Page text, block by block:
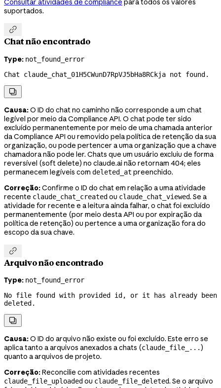
Consultar atividades de compliance para todos os valores
suportados.

Chat não encontrado
Type: not_found_error
Chat claude_chat_01H5CWunD7RpVJ5bHa8RCkja not found.

Causa:O ID do chat no caminho não corresponde a um chat
legível por meio da Compliance API. O chat pode ter sido
excluído permanentemente por meio de uma chamada anterior
da Compliance API ou removido pela política de retenção da sua
organização, ou pode pertencer a uma organização que a chave
chamadora não pode ler. Chats que um usuário excluiu de forma
reversível (soft delete) no claude.ai não retornam 404; eles
permanecem legíveis com deleted_at preenchido.
Correção:Confirme o ID do chat em relação a uma atividade
recente claude_chat_created ou claude_chat_viewed. Se a
atividade for recente e a leitura ainda falhar, o chat foi excluído
permanentemente (por meio desta API ou por expiração da
política de retenção) ou pertence a uma organização fora do
escopo da sua chave.

Arquivo não encontrado
Type: not_found_error
No file found with provided id, or it has already been
deleted.

Causa:O ID do arquivo não existe ou foi excluído. Este erro se
aplica tanto a arquivos anexados a chats (claude_file_... )
quanto a arquivos de projeto.
Correção:Reconcilie com atividades recentes
claude_file_uploaded ou claude_file_deleted. Se o arquivo